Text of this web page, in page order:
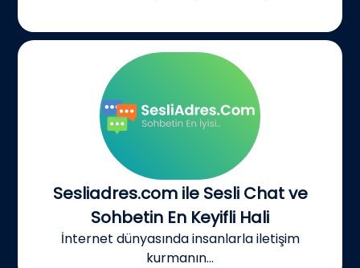
Sesliadres.com ile Sesli Chat ve
Sohbetin En Keyifli Hali
İnternet dünyasında insanlarla iletişim
kurmanın...